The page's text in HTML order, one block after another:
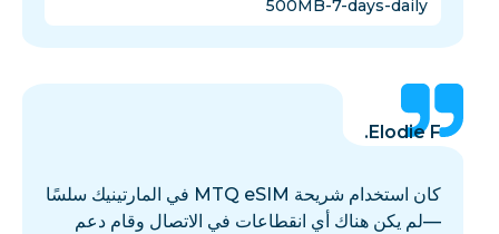
500MB-7-days-daily
Elodie F.
كان استخدام شريحة MTQ eSIM في المارتينيك سلسًا
—لم يكن هناك أي انقطاعات في الاتصال وقام دعم